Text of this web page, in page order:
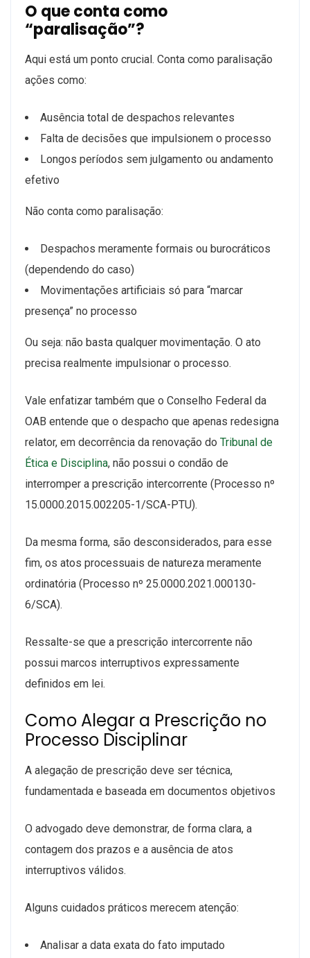
O que conta como
“paralisação”?
Aqui está um ponto crucial. Conta como paralisação
ações como:
Ausência total de despachos relevantes
Falta de decisões que impulsionem o processo
Longos períodos sem julgamento ou andamento
efetivo
Não conta como paralisação:
Despachos meramente formais ou burocráticos
(dependendo do caso)
Movimentações artificiais só para “marcar
presença” no processo
Ou seja: não basta qualquer movimentação. O ato
precisa realmente impulsionar o processo.
Vale enfatizar também que o Conselho Federal da
OAB entende que o despacho que apenas redesigna
relator, em decorrência da renovação do Tribunal de
Ética e Disciplina, não possui o condão de
interromper a prescrição intercorrente (Processo nº
15.0000.2015.002205-1/SCA-PTU).
Da mesma forma, são desconsiderados, para esse
fim, os atos processuais de natureza meramente
ordinatória (Processo nº 25.0000.2021.000130-
6/SCA).
Ressalte-se que a prescrição intercorrente não
possui marcos interruptivos expressamente
definidos em lei.
Como Alegar a Prescrição no
Processo Disciplinar
A alegação de prescrição deve ser técnica,
fundamentada e baseada em documentos objetivos
O advogado deve demonstrar, de forma clara, a
contagem dos prazos e a ausência de atos
interruptivos válidos.
Alguns cuidados práticos merecem atenção:
Analisar a data exata do fato imputado